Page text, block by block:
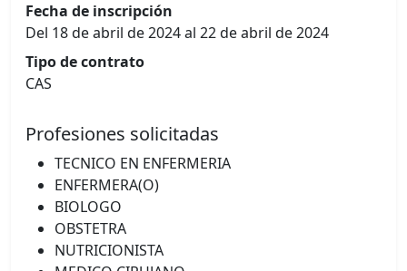
Fecha de inscripción
Del 18 de abril de 2024 al 22 de abril de 2024
Tipo de contrato
CAS
Profesiones solicitadas
TECNICO EN ENFERMERIA
ENFERMERA(O)
BIOLOGO
OBSTETRA
NUTRICIONISTA